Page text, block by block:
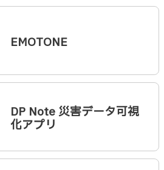
EMOTONE
DP Note 災害データ可視
化アプリ